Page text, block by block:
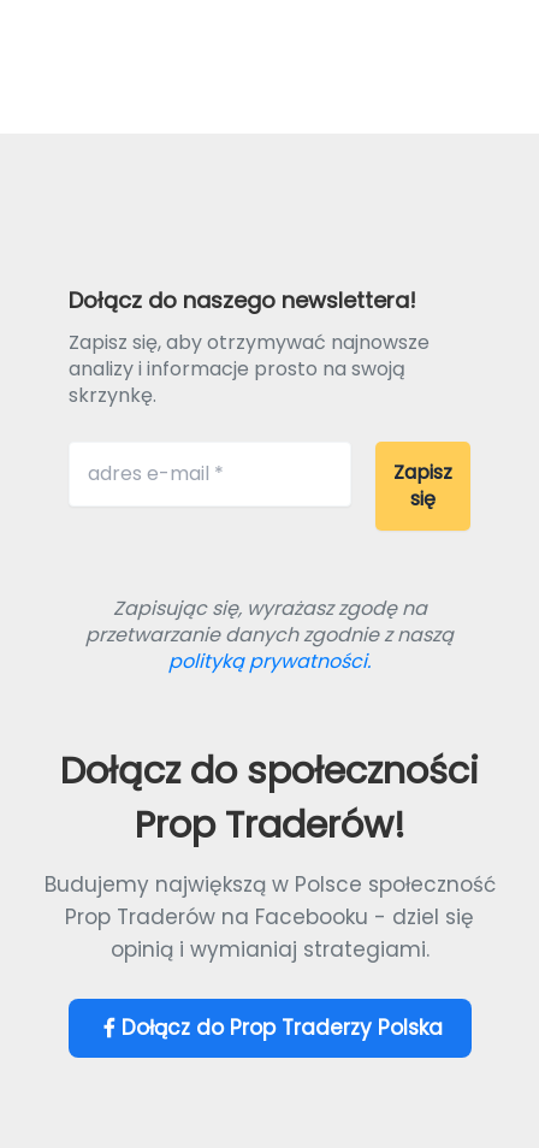
Dołącz do naszego newslettera!
Zapisz się, aby otrzymywać najnowsze
analizy i informacje prosto na swoją
skrzynkę.
Zapisując się, wyrażasz zgodę na
przetwarzanie danych zgodnie z naszą
polityką prywatności.
Dołącz do społeczności
Prop Traderów!
Budujemy największą w Polsce społeczność
Prop Traderów na Facebooku - dziel się
opinią i wymianiaj strategiami.
Dołącz do Prop Traderzy Polska